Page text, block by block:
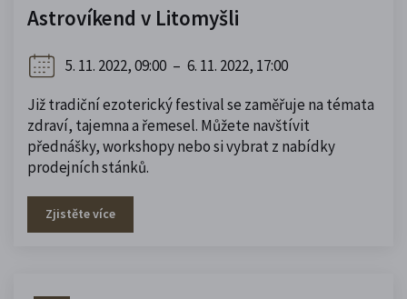
Astrovíkend v Litomyšli
5. 11. 2022, 09:00 – 6. 11. 2022, 17:00
Již tradiční ezoterický festival se zaměřuje na témata
zdraví, tajemna a řemesel. Můžete navštívit
přednášky, workshopy nebo si vybrat z nabídky
prodejních stánků.
Zjistěte více